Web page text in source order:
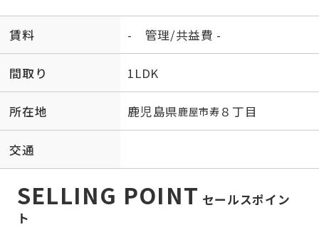
賃料 - 管理/共益費 -
間取り 1LDK
所在地 鹿児島県鹿屋市寿 ８丁目
交通
SELLING POINT セールスポイン
ト